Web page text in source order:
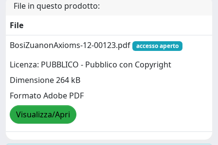
File in questo prodotto:
File
BosiZuanonAxioms-12-00123.pdf
accesso aperto
Licenza: PUBBLICO - Pubblico con Copyright
Dimensione 264 kB
Formato Adobe PDF
Visualizza/Apri